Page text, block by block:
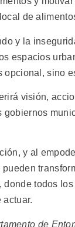
de
y la
espacios
opcional, sino
visión,
y al
todos
de